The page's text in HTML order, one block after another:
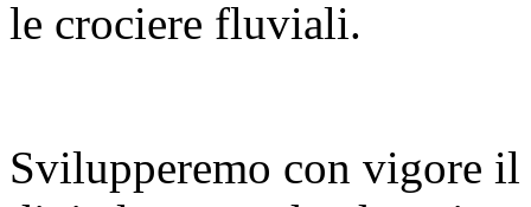
le crociere fluviali.
Svilupperemo con vigore